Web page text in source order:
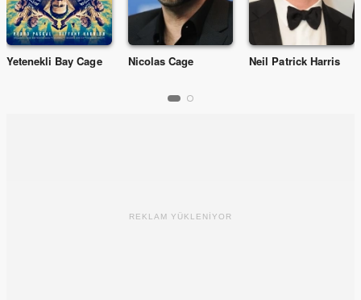
Yetenekli Bay Cage Nicolas Cage Neil Patrick Harris
REKLAM YÜKLENİYOR